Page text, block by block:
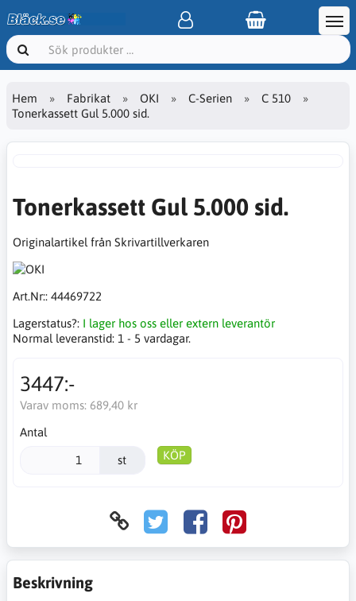
Hem Fabrikat OKI C-Serien
C 510
Tonerkassett Gul 5.000 sid.
Tonerkassett Gul 5.000 sid.
Originalartikel från Skrivartillverkaren
Art.Nr:: 44469722
Lagerstatus?: I lager hos oss eller extern leverantör
Normal leveranstid: 1 - 5 vardagar.
3447:-
Varav moms: 689,40 kr
Antal
st KÖP
Beskrivning